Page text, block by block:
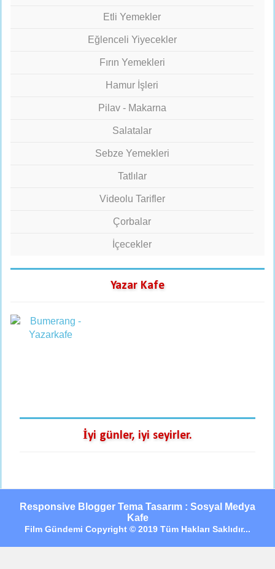
Etli Yemekler
Eğlenceli Yiyecekler
Fırın Yemekleri
Hamur İşleri
Pilav - Makarna
Salatalar
Sebze Yemekleri
Tatlılar
Videolu Tarifler
Çorbalar
İçecekler
Yazar Kafe
İyi günler, iyi seyirler.
Responsive Blogger Tema Tasarım : Sosyal Medya
Kafe
Film Gündemi Copyright © 2019 Tüm Hakları Saklıdır...